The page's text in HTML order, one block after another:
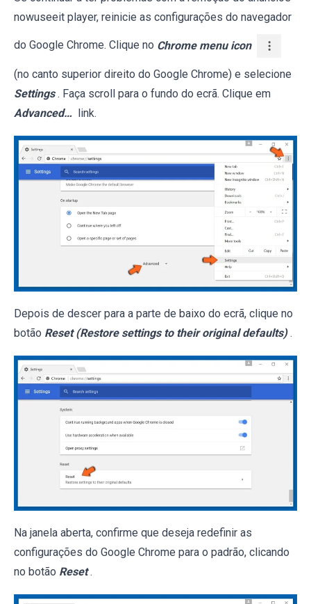
nowuseeit player, reinicie as configurações do navegador
do Google Chrome. Clique no Chrome menu icon
(no canto superior direito do Google Chrome) e selecione
Settings . Faça scroll para o fundo do ecrã. Clique em
Advanced…
link.
Depois de descer para a parte de baixo do ecrã, clique no
botão Reset (Restore settings to their original defaults) .
Na janela aberta, confirme que deseja redefinir as
configurações do Google Chrome para o padrão, clicando
no botão Reset .